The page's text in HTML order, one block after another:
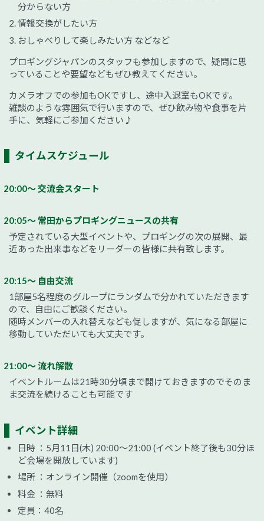
分からない方
情報交換がしたい方
おしゃべりして楽しみたい方 などなど
プロギングジャパンのスタッフも参加しますので、疑問に思
っていることや要望などもぜひ教えてください。
カメラオフでの参加もOKですし、途中入退室もOKです。
雑談のような雰囲気で行いますので、ぜひ飲み物や食事を片
手に、気軽にご参加ください♪
タイムスケジュール
20:00～ 交流会スタート
20:05～ 常田からプロギングニュースの共有
予定されている大型イベントや、プロギングの次の展開、最
近あった出来事などをリーダーの皆様に共有致します。
20:15～ 自由交流
1部屋5名程度のグループにランダムで分かれていただきます
ので、自由にご歓談ください。
随時メンバーの入れ替えなども促しますが、気になる部屋に
移動していただいても大丈夫です。
21:00～ 流れ解散
イベントルームは21時30分頃まで開けておきますのでそのま
ま交流を続けることも可能です
イベント詳細
日時 ：5月11日(木) 20:00～21:00 (イベント終了後も30分ほ
ど会場を開放しています)
場所 ：オンライン開催（zoomを使用）
料金 ：無料
定員：40名